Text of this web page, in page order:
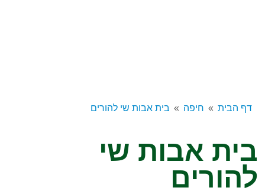
דף הבית חיפה בית אבות שי להורים
בית אבות שי
להורים